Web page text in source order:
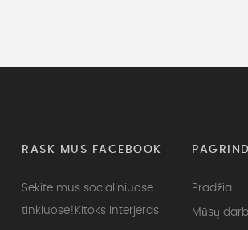
RASK MUS FACEBOOK
Sekite mus socialiniuose
tinkluose! Kitoks Interjeras
Pradžia
Mūsų